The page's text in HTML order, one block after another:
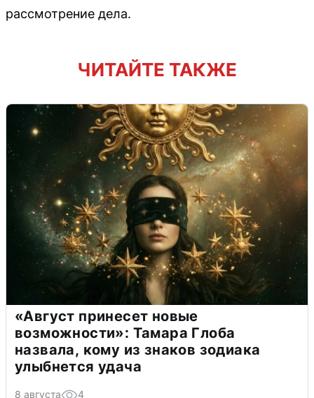
рассмотрение дела.
ЧИТАЙТЕ ТАКЖЕ
«Август принесет новые
возможности»: Тамара Глоба
назвала, кому из знаков зодиака
улыбнется удача
8 августа 4